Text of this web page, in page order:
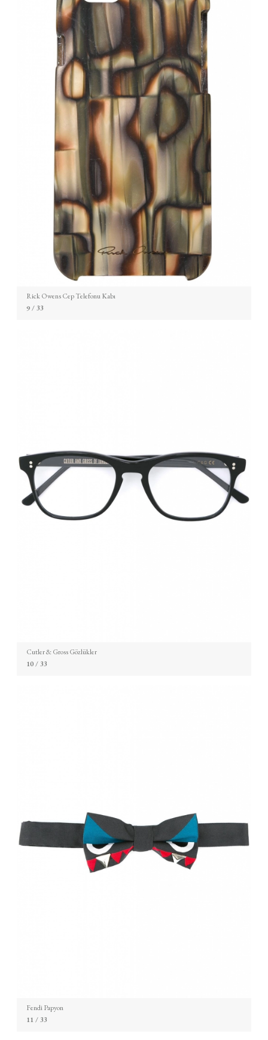
Rick Owens Cep Telefonu Kabı
9/ 33
Cutler & Gross Gözlükler
10/ 33
Fendi Papyon
11 / 33